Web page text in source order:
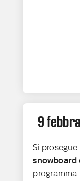
9
Si
snowboard
programma: